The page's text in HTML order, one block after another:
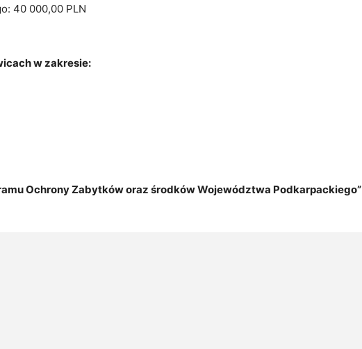
40 000,00 PLN
w zakresie:
Ochrony Zabytków oraz środków Województwa Podkarpackiego”